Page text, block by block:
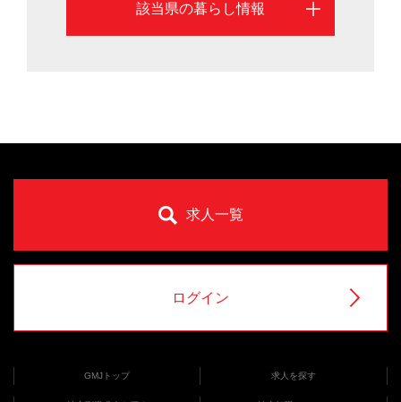
該当県の暮らし情報
求人一覧
ログイン
GMJトップ 求人を探す